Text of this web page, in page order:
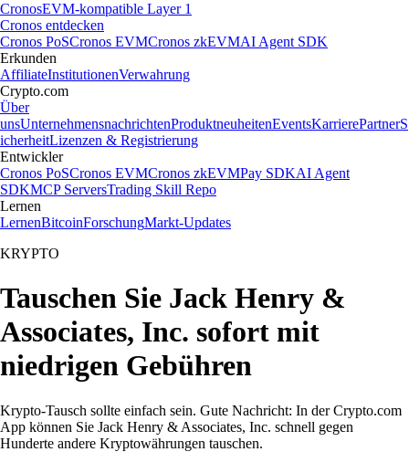
CronosEVM-kompatible Layer 1
Cronos entdecken
Cronos PoSCronos EVMCronos zkEVMAI Agent SDK
Erkunden
AffiliateInstitutionenVerwahrung
Crypto.com
Über
unsUnternehmensnachrichtenProduktneuheitenEventsKarrierePartnerS
icherheitLizenzen & Registrierung
Entwickler
Cronos PoSCronos EVMCronos zkEVMPay SDKAI Agent
SDKMCP ServersTrading Skill Repo
Lernen
LernenBitcoinForschungMarkt-Updates
KRYPTO
Tauschen Sie Jack Henry &
Associates, Inc. sofort mit
niedrigen Gebühren
Krypto-Tausch sollte einfach sein. Gute Nachricht: In der Crypto.com
App können Sie Jack Henry & Associates, Inc. schnell gegen
Hunderte andere Kryptowährungen tauschen.